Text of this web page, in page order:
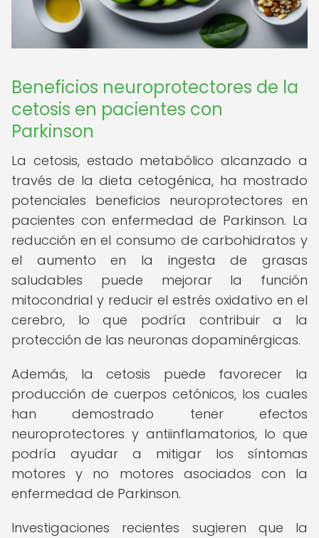
Beneficios neuroprotectores de la
cetosis en pacientes con
Parkinson
La cetosis, estado metabólico alcanzado a
través de la dieta cetogénica, ha mostrado
potenciales beneficios neuroprotectores en
pacientes con enfermedad de Parkinson. La
reducción en el consumo de carbohidratos y
el aumento en la ingesta de grasas
saludables puede mejorar la función
mitocondrial y reducir el estrés oxidativo en el
cerebro, lo que podría contribuir a la
protección de las neuronas dopaminérgicas.
Además, la cetosis puede favorecer la
producción de cuerpos cetónicos, los cuales
han demostrado tener efectos
neuroprotectores y antiinflamatorios, lo que
podría ayudar a mitigar los síntomas
motores y no motores asociados con la
enfermedad de Parkinson.
Investigaciones recientes sugieren que la